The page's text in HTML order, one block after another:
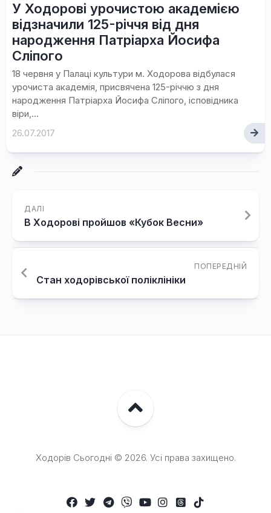
У Ходорові урочистою академією
відзначили 125-річчя від дня
народження Патріарха Йосифа
Сліпого
18 червня у Палаці культури м. Ходорова відбулася
урочиста академія, присвячена 125-річчю з дня
народження Патріарха Йосифа Сліпого, ісповідника
віри,...
26.07.2017
ДАЛІ
В Ходорові пройшов «Кубок Весни»
ПОПЕРЕДНІЙ
Стан ходорівської поліклініки
Ходорів Сьогодні © 2026. Усі права захищено.